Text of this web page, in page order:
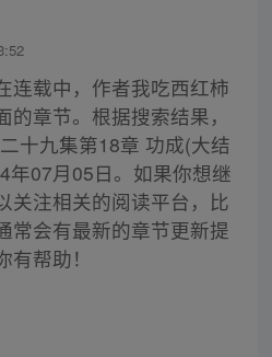
连载中，作者我吃西红柿
章节。根据搜索结果，
十九集第18章 功成(大结
年07月05日。如果你想继
关注相关的阅读平台，比
常会有最新的章节更新提
帮助！